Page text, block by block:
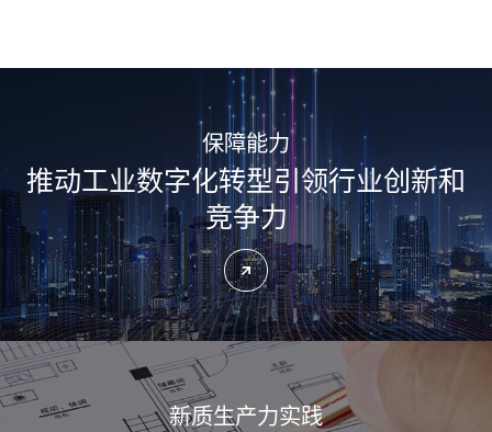
保障能力
推动工业数字化转型引领行业创新和
竞争力
了解更多
新质生产力实践